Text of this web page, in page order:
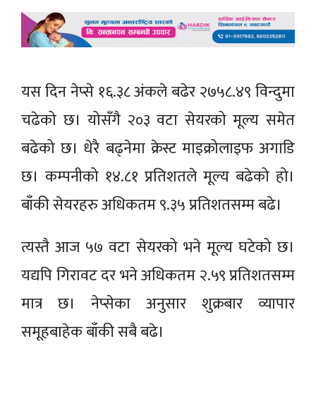
यस दिन नेप्से १६.३८ अंकले बढेर २७५८.४९ विन्दुमा
चढेको छ। योसँगै २०३ वटा सेयरको मूल्य समेत
बढेको छ। धेरै बढ्नेमा क्रेस्ट माइक्रोलाइफ अगाडि
छ। कम्पनीको १४.८१ प्रतिशतले मूल्य बढेको हो।
बाँकी सेयरहरु अधिकतम ९.३५ प्रतिशतसम्म बढे।
त्यस्तै आज ५७ वटा सेयरको भने मूल्य घटेको छ।
यद्यपि गिरावट दर भने अधिकतम २.५९ प्रतिशतसम्म
मात्र छ। नेप्सेका अनुसार शुक्रबार व्यापार
समूहबाहेक बाँकी सबै बढे।